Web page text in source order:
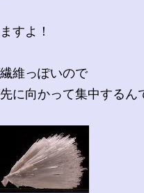
すよ！
維っぽいので
に向かって集中するん